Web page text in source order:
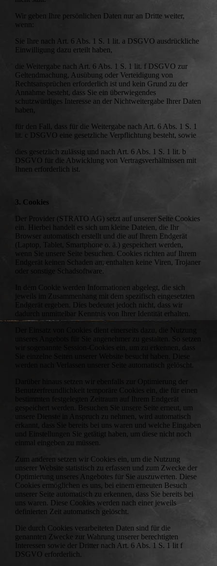
Wir geben Ihre persönlichen Daten nur an Dritte weiter,
wenn:
Sie Ihre nach Art. 6 Abs. 1 S. 1 lit. a DSGVO ausdrückliche
Einwilligung dazu erteilt haben,
die Weitergabe nach Art. 6 Abs. 1 S. 1 lit. f DSGVO zur
Geltendmachung, Ausübung oder Verteidigung von
Rechtsansprüchen erforderlich ist und kein Grund zu der
Annahme besteht, dass Sie ein überwiegendes
schutzwürdiges Interesse an der Nichtweitergabe Ihrer Daten
haben,
für den Fall, dass für die Weitergabe nach Art. 6 Abs. 1 S. 1
lit. c DSGVO eine gesetzliche Verpflichtung besteht, sowie
dies gesetzlich zulässig und nach Art. 6 Abs. 1 S. 1 lit. b
DSGVO für die Abwicklung von Vertragsverhältnissen mit
Ihnen erforderlich ist.
3. Cookies
Der Provider (STRATO AG) setzt auf unserer Seite Cookies
ein. Hierbei handelt es sich um kleine Dateien, die Ihr
Browser automatisch erstellt und die auf Ihrem Endgerät
(Laptop, Tablet, Smartphone o. ä.) gespeichert werden,
wenn Sie unsere Seite besuchen. Cookies richten auf Ihrem
Endgerät keinen Schaden an, enthalten keine Viren, Trojaner
oder sonstige Schadsoftware.
In dem Cookie werden Informationen abgelegt, die sich
jeweils im Zusammenhang mit dem spezifisch eingesetzten
Endgerät ergeben. Dies bedeutet jedoch nicht, dass wir
dadurch unmittelbar Kenntnis von Ihrer Identität erhalten.
unseres Angebots für Sie angenehmer zu gestalten. So setzen
wir sogenannte Session-Cookies ein, um zu erkennen, dass
Sie einzelne Seiten unserer Website besucht haben. Diese
werden nach Verlassen unserer Seite automatisch gelöscht.
Darüber hinaus setzen wir ebenfalls zur Optimierung der
Benutzerfreundlichkeit temporäre Cookies ein, die für einen
bestimmten festgelegten Zeitraum auf Ihrem Endgerät
gespeichert werden. Besuchen Sie unsere Seite erneut, um
unsere Dienste in Anspruch zu nehmen, wird automatisch
erkannt, dass Sie bereits bei uns waren und welche Eingaben
und Einstellungen Sie getätigt haben, um diese nicht noch
einmal eingeben zu müssen.
Zum anderen setzen wir Cookies ein, um die Nutzung
unserer Website statistisch zu erfassen und zum Zwecke der
Optimierung unseres Angebotes für Sie auszuwerten. Diese
Cookies ermöglichen es uns, bei einem erneuten Besuch
unserer Seite automatisch zu erkennen, dass Sie bereits bei
uns waren. Diese Cookies werden nach einer jeweils
definierten Zeit automatisch gelöscht.
Die durch Cookies verarbeiteten Daten sind für die
genannten Zwecke zur Wahrung unserer berechtigten
Interessen sowie der Dritter nach Art. 6 Abs. 1 S. 1 lit f
DSGVO erforderlich.